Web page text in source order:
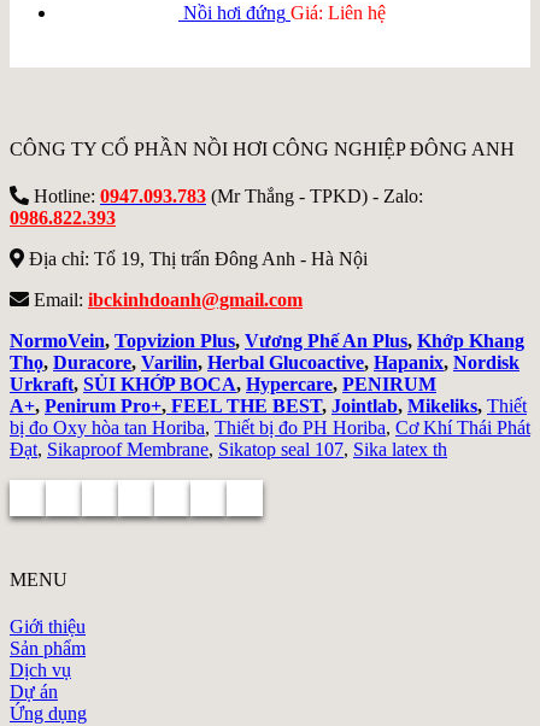
Nồi hơi đứng Giá: Liên hệ
CÔNG TY CỔ PHẦN NỒI HƠI CÔNG NGHIỆP ĐÔNG ANH
Hotline: 0947.093.783 (Mr Thắng - TPKD) - Zalo:
0986.822.393
Địa chỉ: Tổ 19, Thị trấn Đông Anh - Hà Nội
Email: ibckinhdoanh@gmail.com
NormoVein, Topvizion Plus, Vương Phế An Plus, Khớp Khang
Thọ, Duracore, Varilin, Herbal Glucoactive, Hapanix, Nordisk
Urkraft, SỦI KHỚP BOCA, Hypercare, PENIRUM
A+, Penirum Pro+, FEEL THE BEST, Jointlab, Mikeliks, Thiết
bị đo Oxy hòa tan Horiba, Thiết bị đo PH Horiba, Cơ Khí Thái Phát
Đạt, Sikaproof Membrane, Sikatop seal 107, Sika latex th
MENU
Giới thiệu
Sản phẩm
Dịch vụ
Dự án
Ứng dụng